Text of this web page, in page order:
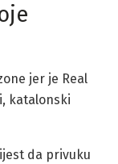
jer je Real
katalonski
da privuku